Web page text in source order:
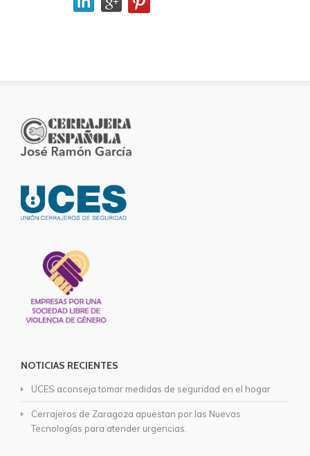
NOTICIAS RECIENTES
UCES aconseja tomar medidas de seguridad en el hogar
Cerrajeros de Zaragoza apuestan por las Nuevas
Tecnologías para atender urgencias.